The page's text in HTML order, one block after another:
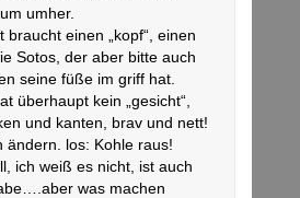
umher.
braucht einen „kopf“, einen
Sotos, der aber bitte auch
seine füße im griff hat.
überhaupt kein „gesicht“,
und kanten, brav und nett!
ändern. los: Kohle raus!
ich weiß es nicht, ist auch
was machen